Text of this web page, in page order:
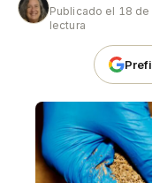
Publicado el 18 de
lectura